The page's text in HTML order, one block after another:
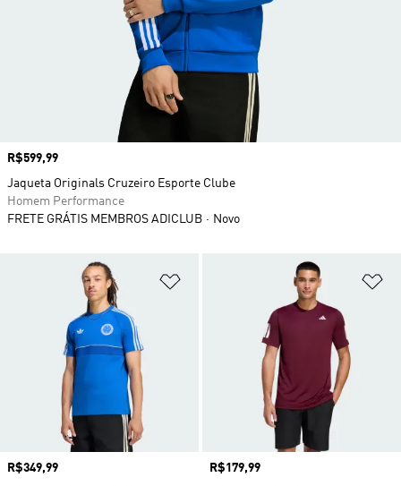
Adicionar à Lista de Desejos
Preço
R$349,99
Preço
R$179,99
Preço
R$599,99
Jaqueta Originals Cruzeiro Esporte Clube
Homem Performance
FRETE GRÁTIS MEMBROS ADICLUB
Novo